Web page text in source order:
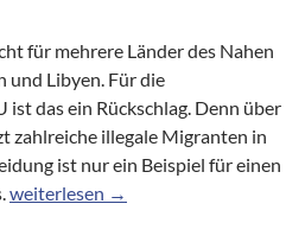
für mehrere Länder des Nahen
und Libyen. Für die
das ein Rückschlag. Denn über
zahlreiche illegale Migranten in
ist nur ein Beispiel für einen
Türkei ärgert EU mit Grenzöffnung
weiterlesen →